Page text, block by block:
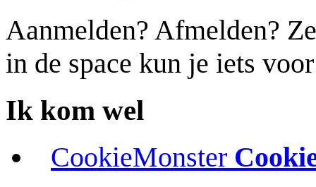
Aanmelden? Afmelden?
in de space kun je iets
Ik kom wel
CookieMonster